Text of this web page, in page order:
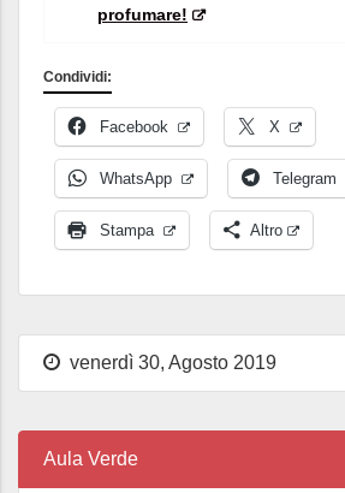
profumare!
Condividi:
Facebook X
WhatsApp Telegram
Stampa Altro
venerdì 30, Agosto 2019
Aula Verde